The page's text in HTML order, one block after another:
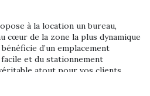
à la location un bureau,
cœur de la zone la plus dynamique
d’un emplacement
et du stationnement
atout pour vos clients.